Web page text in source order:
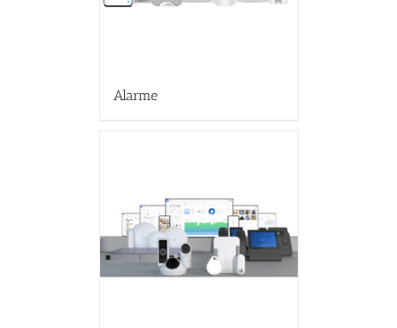
Alarme